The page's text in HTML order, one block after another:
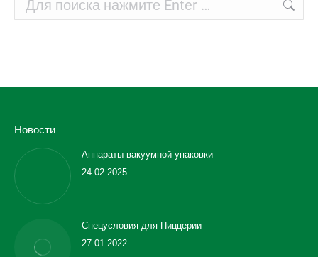
Новости
Аппараты вакуумной упаковки
24.02.2025
Спецусловия для Пиццерии
27.01.2022